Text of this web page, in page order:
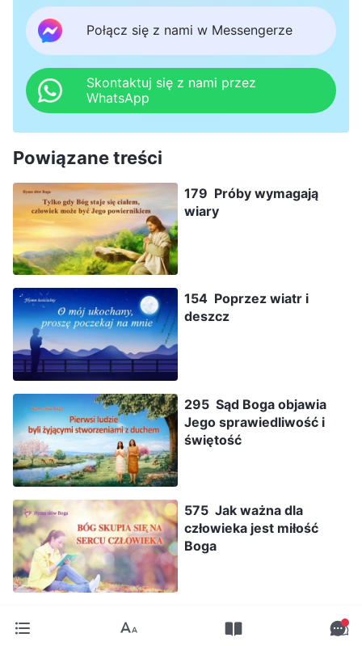
Połącz się z nami w Messengerze
Skontaktuj się z nami przez
WhatsApp
Powiązane treści
179 Próby wymagają
wiary
154 Poprzez wiatr i
deszcz
295 Sąd Boga objawia
Jego sprawiedliwość i
świętość
575 Jak ważna dla
człowieka jest miłość
Boga